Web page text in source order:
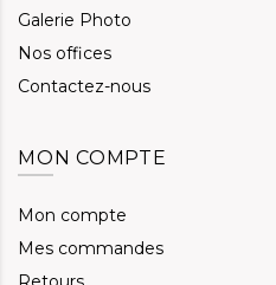
Galerie Photo
Nos offices
Contactez-nous
MON COMPTE
Mon compte
Mes commandes